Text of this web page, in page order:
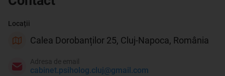
Locații
Calea Dorobanților 25, Cluj-Napoca, România
cabinet.psiholog.cluj@gmail.com
Adresa de email